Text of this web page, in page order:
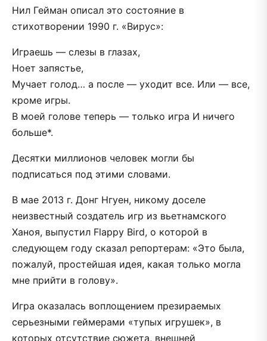
Нил Гейман описал это состояние в
стихотворении 1990 г. «Вирус»:
Играешь — слезы в глазах,
Ноет запястье,
Мучает голод… а после — уходит все. Или — все,
кроме игры.
В моей голове теперь — только игра И ничего
больше*.
Десятки миллионов человек могли бы
подписаться под этими словами.
В мае 2013 г. Донг Нгуен, никому доселе
неизвестный создатель игр из вьетнамского
Ханоя, выпустил Flappy Bird, о которой в
следующем году сказал репортерам: «Это была,
пожалуй, простейшая идея, какая только могла
мне прийти в голову».
Игра оказалась воплощением презираемых
серьезными геймерами «тупых игрушек», в
которых отсутствие сюжета, внешней